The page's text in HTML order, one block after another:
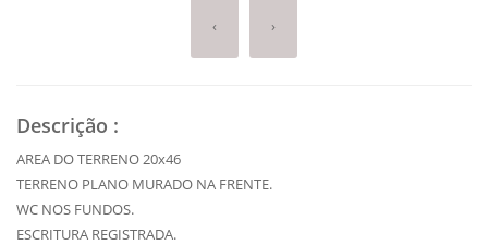
‹ ›
Descrição :
AREA DO TERRENO 20x46
TERRENO PLANO MURADO NA FRENTE.
WC NOS FUNDOS.
ESCRITURA REGISTRADA.